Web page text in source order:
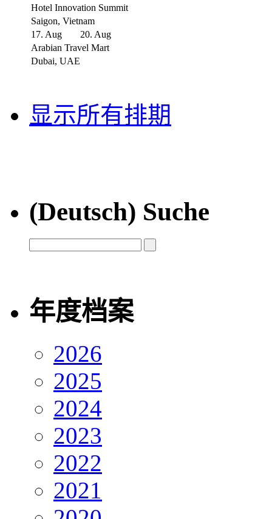
Hotel Innovation Summit
Saigon, Vietnam
17. Aug
20. Aug
Arabian Travel Mart
Dubai, UAE
显示所有排期
(Deutsch) Suche
年度档案
2026
2025
2024
2023
2022
2021